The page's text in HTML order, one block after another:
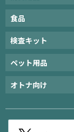
食品
検査キット
ペット用品
オトナ向け